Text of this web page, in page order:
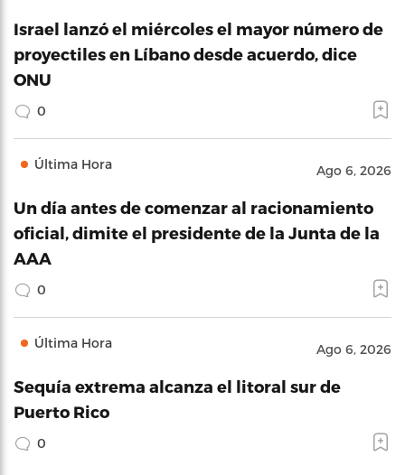
Israel lanzó el miércoles el mayor número de
proyectiles en Líbano desde acuerdo, dice
ONU
0
Última Hora Ago 6, 2026
Un día antes de comenzar al racionamiento
oficial, dimite el presidente de la Junta de la
AAA
0
Última Hora Ago 6, 2026
Sequía extrema alcanza el litoral sur de
Puerto Rico
0